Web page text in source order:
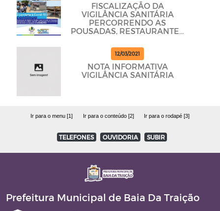
FISCALIZAÇÃO DA
VIGILÂNCIA SANITÁRIA
PERCORRENDO AS
POUSADAS, RESTAURANTES
CUMPRINDO OS
PROTOCOLOS
12/03/2021
NOTA INFORMATIVA
VIGILÂNCIA SANITÁRIA
Ir para o menu [1] Ir para o conteúdo [2] Ir para o rodapé [3]
TELEFONES OUVIDORIA SUBIR
Prefeitura Municipal de Baia Da Traição